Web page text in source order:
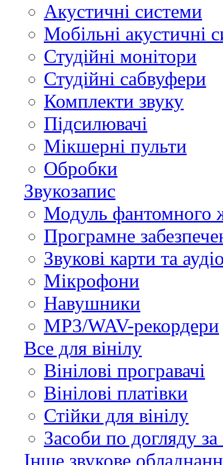
Акустичні системи
Мобільні акустичні
Студійні монітори
Студійні сабвуфери
Комплекти звуку
Підсилювачі
Мікшерні пульти
Обробки
Звукозапис
Модуль фантомного
Програмне
Звукові карти та
Мікрофони
Навушники
MP3/WAV-рекордери
Все для вінілу
Вінілові програвачі
Вінілові платівки
Стійки для вінілу
Засоби по догляду за
Інше звукове